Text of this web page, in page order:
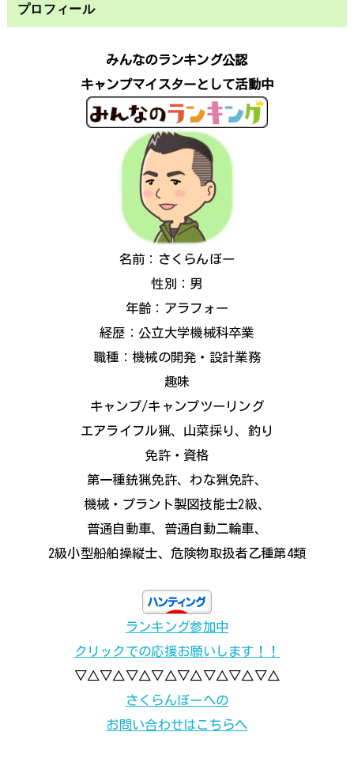
プロフィール
みんなのランキング公認
キャンプマイスターとして活動中
名前：さくらんぼー
性別：男
年齢：アラフォー
経歴：公立大学機械科卒業
職種：機械の開発・設計業務
趣味
キャンプ/キャンプツーリング
エアライフル猟、山菜採り、釣り
免許・資格
第一種銃猟免許、わな猟免許、
機械・プラント製図技能士2級、
普通自動車、普通自動二輪車、
2級小型船舶操縦士、危険物取扱者乙種第4類
ランキング参加中
クリックでの応援お願いします！！
▽△▽△▽△▽△▽△▽△▽△▽△
さくらんぼーへの
お問い合わせはこちらへ